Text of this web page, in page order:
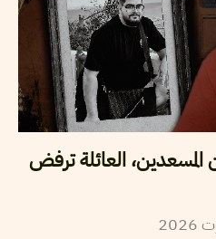
العائلة ترفض
2026